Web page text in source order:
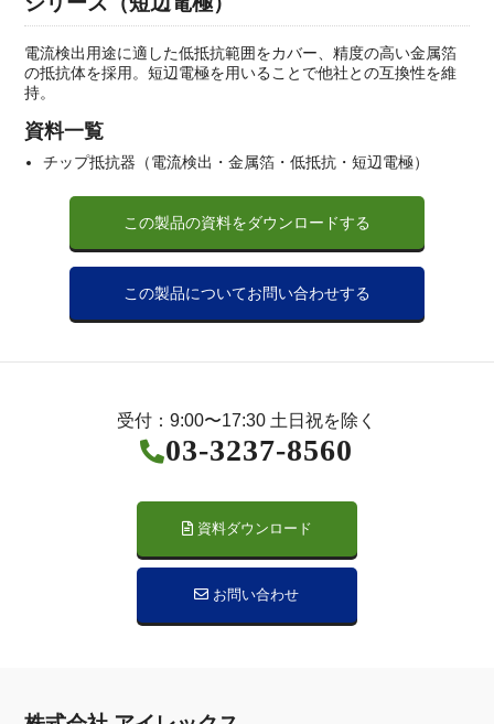
電流検出用途に適した低抵抗範囲をカバー、精度の高い金属箔
の抵抗体を採用。短辺電極を用いることで他社との互換性を維
持。
資料一覧
チップ抵抗器（電流検出・金属箔・低抵抗・短辺電極）
この製品の資料をダウンロードする
この製品についてお問い合わせする
受付：9:00〜17:30 土日祝を除く
03-3237-8560
資料ダウンロード
お問い合わせ